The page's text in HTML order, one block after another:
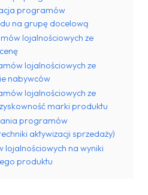
programów
na grupę docelową
lojalnościowych ze
lojalnościowych ze
nabywców
lojalnościowych ze
marki produktu
programów
aktywizacji sprzedaży)
na wyniki
produktu